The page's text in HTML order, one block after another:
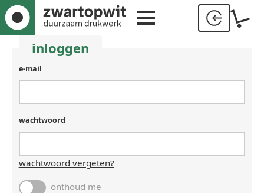
inloggen
e-mail
wachtwoord
wachtwoord vergeten?
onthoud me